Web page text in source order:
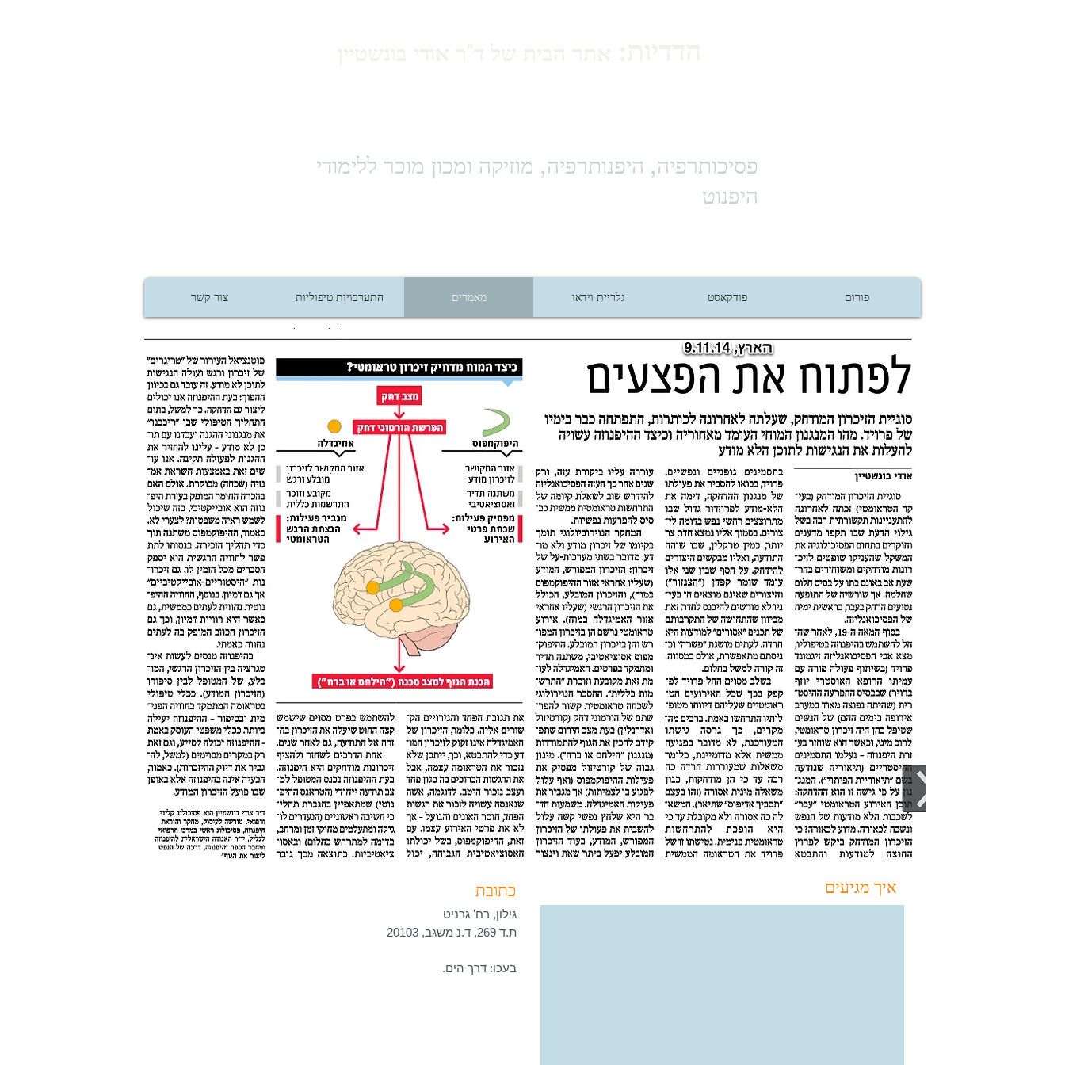
פסיכותרפיה, היפנותרפיה, מוזיקה ומכון מוכר ללימודי
היפנוט
צור קשר התערבויות טיפוליות מאמרים גלריית וידאו פודקאסט פורום
כתובת
גילון, רח' גרניט
ת.ד 269, ד.נ משגב, 20103
בעכו: דרך הים.
איך מגיעים